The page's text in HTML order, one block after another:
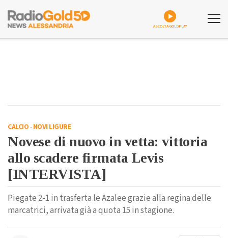
ASCOLTA GOLDPLAY
CALCIO-NOVI LIGURE
Novese di nuovo in vetta: vittoria
allo scadere firmata Levis
[INTERVISTA]
Piegate 2-1 in trasferta le Azalee grazie alla regina delle
marcatrici, arrivata già a quota 15 in stagione.